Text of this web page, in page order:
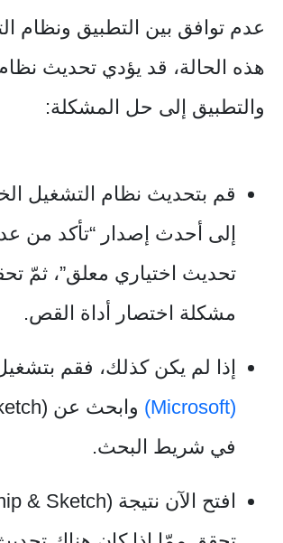
عدم توافق بين التطبيق ونظام
هذه الحالة، قد يؤدي تحديث
والتطبيق إلى حل المشكلة:
قم بتحديث نظام التشغيل
إلى أحدث إصدار “تأكد من
تحديث اختياري معلق”، ثمّ
مشكلة اختصار أداة القص.
إذا لم يكن كذلك، فقم
(Microsoft)
في شريط البحث.